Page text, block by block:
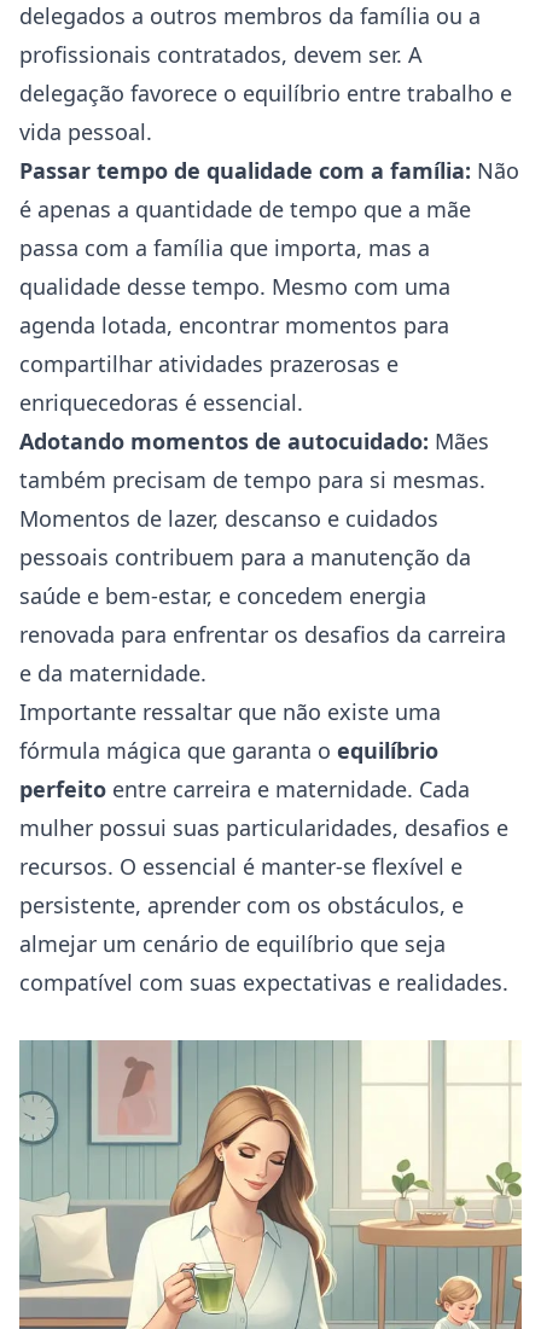
delegados a outros membros da família ou a
profissionais contratados, devem ser. A
delegação favorece o equilíbrio entre trabalho e
vida pessoal.
Passar tempo de qualidade com a família: Não
é apenas a quantidade de tempo que a mãe
passa com a família que importa, mas a
qualidade desse tempo. Mesmo com uma
agenda lotada, encontrar momentos para
compartilhar atividades prazerosas e
enriquecedoras é essencial.
Adotando momentos de autocuidado: Mães
também precisam de tempo para si mesmas.
Momentos de lazer, descanso e cuidados
pessoais contribuem para a manutenção da
saúde e bem-estar, e concedem energia
renovada para enfrentar os desafios da carreira
e da maternidade.
Importante ressaltar que não existe uma
fórmula mágica que garanta o equilíbrio
perfeito entre carreira e maternidade. Cada
mulher possui suas particularidades, desafios e
recursos. O essencial é manter-se flexível e
persistente, aprender com os obstáculos, e
almejar um cenário de equilíbrio que seja
compatível com suas expectativas e realidades.